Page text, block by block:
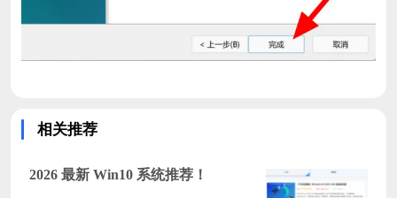
相关推荐
2026 最新 Win10 系统推荐！